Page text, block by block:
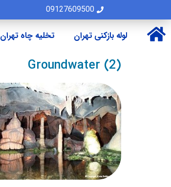
09127609500
لوله بازکنی تهران
تخلیه چاه تهران
Groundwater (2)